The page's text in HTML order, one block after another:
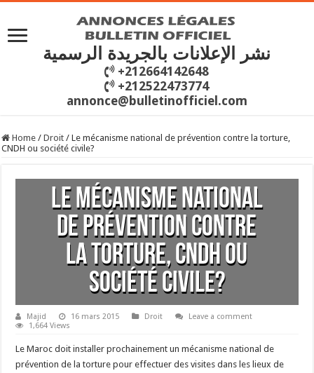
نشر الإعلانات بالجريدة الرسمية
+212664142648
+212522473774
annonce@bulletinofficiel.com
Home / Droit / Le mécanisme national de prévention contre la torture,
CNDH ou société civile?
Le mécanisme national
de prévention contre
la torture, CNDH ou
société civile?
Majid 16 mars 2015 Droit
Leave a comment
1,664 Views
Le Maroc doit installer prochainement un mécanisme national de
prévention de la torture pour effectuer des visites dans les lieux de